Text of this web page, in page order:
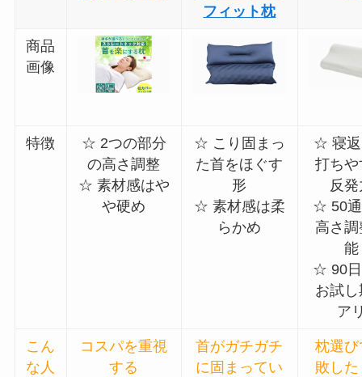
フィット枕
商品
画像
特徴
☆ 2つの部分
の高さ調整
☆ 素材感はや
や硬め
☆ こり固まっ
た首をほぐす
形
☆ 素材感は柔
らかめ
☆ 寝
打ち
反
☆ 50
高さ
能
☆ 90
お試
ア
こん
な人
コスパを重視
する
首がガチガチ
に固まってい
枕選
敗し